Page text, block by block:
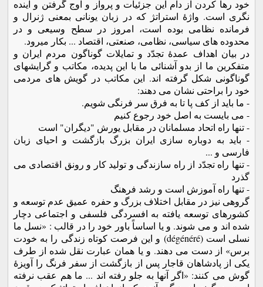
خود رها کردن از دام این جزئیات و پرواز و اوج گرفتن و آینده
نگری است. واژۀ استراتژ که در زبان یونانی بمعنی ژنرال و
فرمانده نظامی بوده است، امروز در سطح وسیعی و در
محدوده های سیاسی، نظامی، صنعتی، اقتصاد ... بکار میرود.
در بیان اهداف عمدۀ تجدّد و تمایلات گوناگون مردم ایران و
متفکرین ما از بدو آشنائی ما با این پدیده، مکاتب و گرایشهای
گوناگونی شکل گرفته اند. این مکاتب در گویش های مردمی
خود را براحتی نشان می دهند:
- ما باید از کف پا تا به فرق سر فرنگی شویم.
- می بایست به اصل خود رجوع کنیم
- تنها راه اتحاد مسلمانان در مقابل یورش "دیگران" است
- باید به دوباره سازی ایران بزرگ بازگشت و احیای زبان
فارسی و ...
- تنها راه تجدّد از راه سازندگی و تولید کار و رونق اقتصادی می
گذرد
- تنها راه آموزش است و رشد فرهنگ
گروهی نیز در مقابل اختلاف بزرگ و حفره عمیق عدم توسعه و
کشورهای توسعه یافته به افسردگی فلسفی و اجتماعی دچار
شده اند و می شوند. و یا اساساً باور خود را در قالب : «نسل ما
نسلی است (dégénéré) و این فرصت کوتاه زندگی را به خودت
برس» از دست می دهند. و یا همان عبارت نقل شده از طرف
یکی از پادشاهان قاجار پس از بازگشت از سفر فرنگ را آویزۀ
گوش می کنند: «اگر آنها به جلو رفته اند ... ما هم عقب نرفته